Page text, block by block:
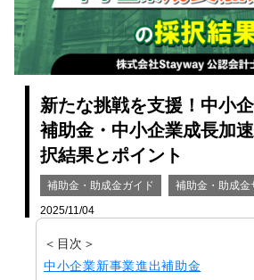
新たな挑戦を支援！中小
補助金・中小企業成長加
択結果とポイント
補助金・助成金ガイド 補助金・助成金
2025/11/04
＜目次＞
中小企業新事業進出補助金